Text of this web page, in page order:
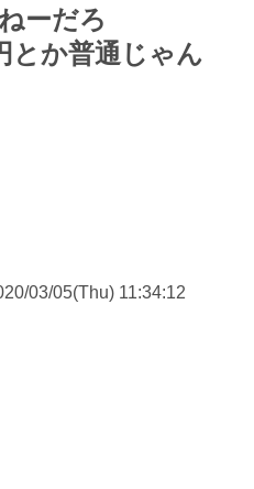
ーだろ
とか普通じゃん
03/05(Thu) 11:34:12